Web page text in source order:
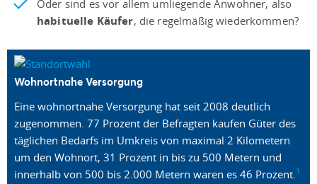
Oder sind es vor allem umliegende Anwohner, also
habituelle Käufer, die regelmäßig wiederkommen?
Wohnortnahe Versorgung
Eine wohnortnahe Versorgung hat seit 2008 deutlich
zugenommen. 77 Prozent der Befragten kaufen Güter des
täglichen Bedarfs im Umkreis von maximal 2 Kilometern
um den Wohnort, 31 Prozent in bis zu 500 Metern und
innerhalb von 500 bis 2.000 Metern waren es 46 Prozent. 1